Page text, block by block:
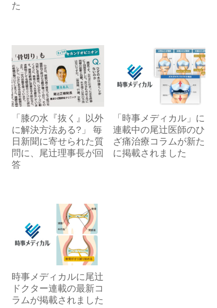
た
「膝の水『抜く』以外
に解決方法ある?」 毎
日新聞に寄せられた質
問に、尾辻理事長が回
答
「時事メディカル」に
連載中の尾辻医師のひ
ざ痛治療コラムが新た
に掲載されました
時事メディカルに尾辻
ドクター連載の最新コ
ラムが掲載されました